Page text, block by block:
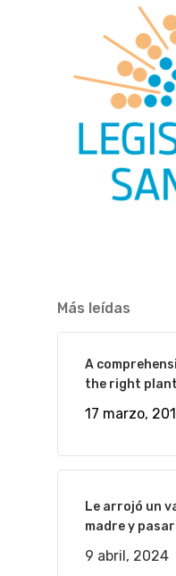
Más leídas
A
the right plant
17 marzo,
Le arrojó un
madre y
9 abril, 2024